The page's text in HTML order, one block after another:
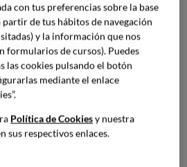
universitario es que, mientras
estudios teóricos y generales, la
práctica de habilidades
para salidas profesionales
como entrada al
con tus preferencias sobre la base
de tus hábitos de navegación
y la información que nos
formularios de cursos). Puedes
las cookies pulsando el botón
mediante el enlace
Política de Cookiesy nuestra
sus respectivos enlaces.